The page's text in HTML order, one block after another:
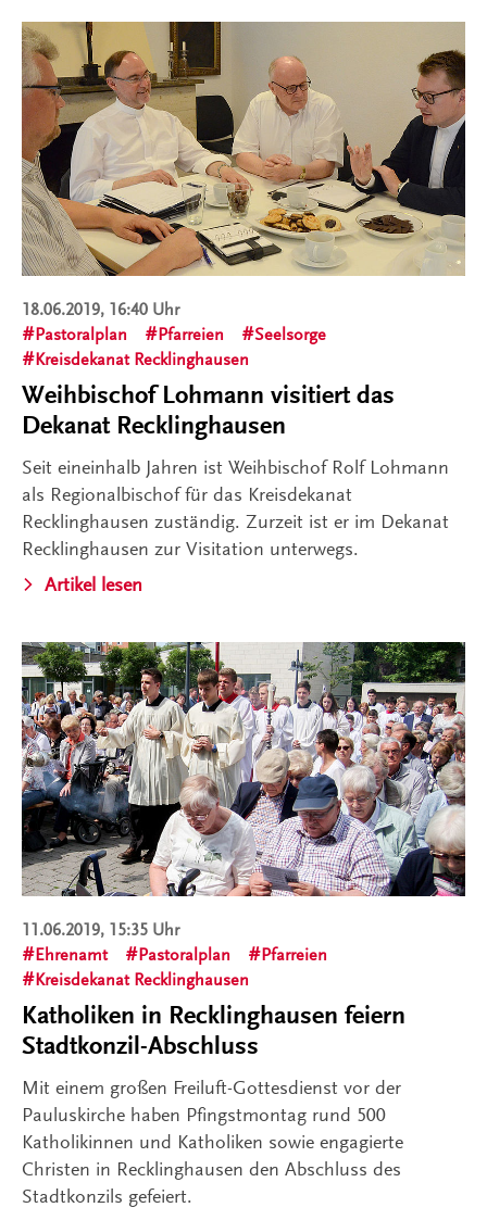
18.06.2019, 16:40 Uhr
Pastoralplan
Pfarreien
Seelsorge
Kreisdekanat Recklinghausen
Weihbischof Lohmann visitiert das
Dekanat Recklinghausen
Seit eineinhalb Jahren ist Weihbischof Rolf Lohmann
als Regionalbischof für das Kreisdekanat
Recklinghausen zuständig. Zurzeit ist er im Dekanat
Recklinghausen zur Visitation unterwegs.
Artikel lesen
11.06.2019, 15:35 Uhr
Ehrenamt
Pastoralplan
Pfarreien
Kreisdekanat Recklinghausen
Katholiken in Recklinghausen feiern
Stadtkonzil-Abschluss
Mit einem großen Freiluft-Gottesdienst vor der
Pauluskirche haben Pfingstmontag rund 500
Katholikinnen und Katholiken sowie engagierte
Christen in Recklinghausen den Abschluss des
Stadtkonzils gefeiert.